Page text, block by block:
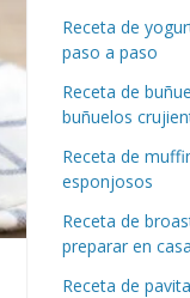
Receta de
paso a paso
Receta de
buñuelos
Receta de
esponjosos
Receta de
preparar en casa
Receta de